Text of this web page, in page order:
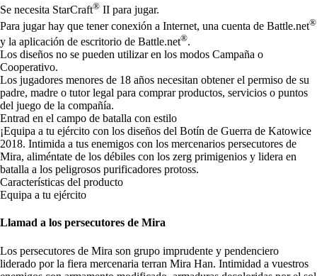
Available actions
Se necesita StarCraft® II para jugar.
Para jugar hay que tener conexión a Internet, una cuenta de Battle.net®
y la aplicación de escritorio de Battle.net®.
Los diseños no se pueden utilizar en los modos Campaña o
Cooperativo.
Los jugadores menores de 18 años necesitan obtener el permiso de su
padre, madre o tutor legal para comprar productos, servicios o puntos
del juego de la compañía.
Entrad en el campo de batalla con estilo
¡Equipa a tu ejército con los diseños del Botín de Guerra de Katowice
2018. Intimida a tus enemigos con los mercenarios persecutores de
Mira, aliméntate de los débiles con los zerg primigenios y lidera en
batalla a los peligrosos purificadores protoss.
Características del producto
Equipa a tu ejército
Llamad a los persecutores de Mira
Los persecutores de Mira son grupo imprudente y pendenciero
liderado por la fiera mercenaria terran Mira Han. Intimidad a vuestros